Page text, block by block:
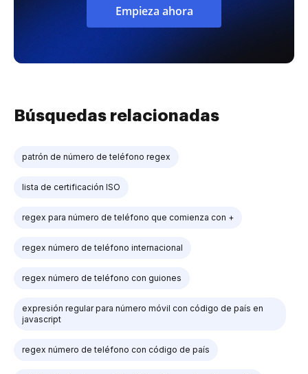
Empieza ahora
Búsquedas relacionadas
patrón de número de teléfono regex
lista de certificación ISO
regex para número de teléfono que comienza con +
regex número de teléfono internacional
regex número de teléfono con guiones
expresión regular para número móvil con código de país en
javascript
regex número de teléfono con código de país